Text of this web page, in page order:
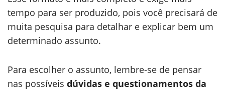
tempo para ser produzido, pois você precisará de
muita pesquisa para detalhar e explicar bem um
determinado assunto.
Para escolher o assunto, lembre-se de pensar
nas possíveis dúvidas e questionamentos da